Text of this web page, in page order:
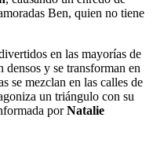
Ben, quien no tiene
en las mayorías de
densos y se transforman en
se mezclan en las calles de
un triángulo con su
porNatalie